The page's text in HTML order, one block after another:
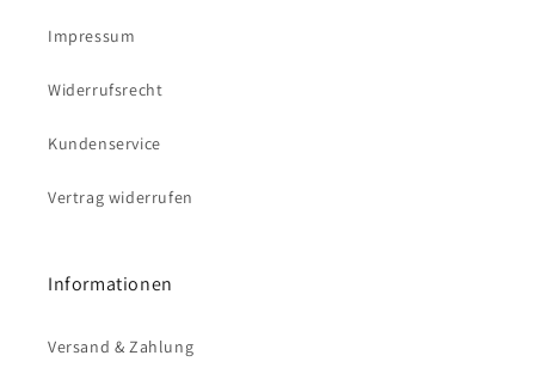
Impressum
Widerrufsrecht
Kundenservice
Vertrag widerrufen
Informationen
Versand & Zahlung